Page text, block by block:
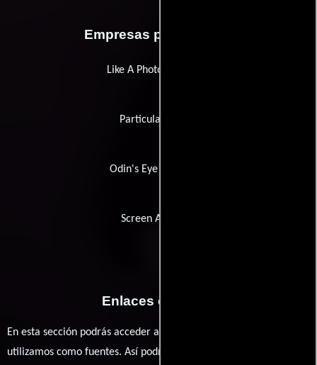
Empresas productoras
Like A Photon Creative
Particular Crowd
Odin's Eye Animation
Screen Australia
Enlaces externos
En esta sección podrás acceder a los recursos externos que
utilizamos como fuentes. Así podrás chequear toda la